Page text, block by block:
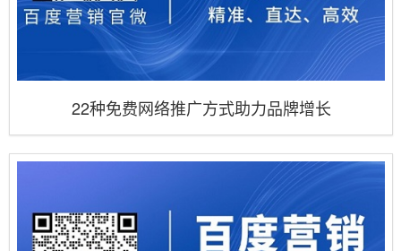
22种免费网络推广方式助力品牌增长